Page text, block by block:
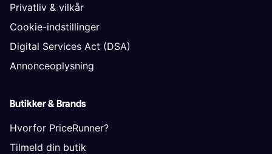
Privatliv & vilkår
Cookie-indstillinger
Digital Services Act (DSA)
Annonceoplysning
Butikker & Brands
Hvorfor PriceRunner?
Tilmeld din butik